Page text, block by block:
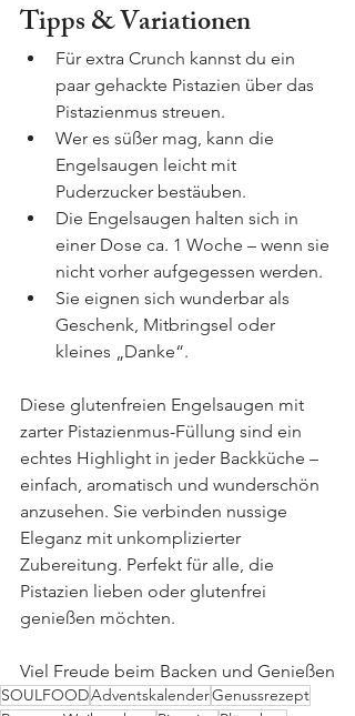
Tipps & Variationen
Für extra Crunch kannst du ein
paar gehackte Pistazien über das
Pistazienmus streuen.
Wer es süßer mag, kann die
Engelsaugen leicht mit
Puderzucker bestäuben.
Die Engelsaugen halten sich in
einer Dose ca. 1 Woche – wenn sie
nicht vorher aufgegessen werden.
Sie eignen sich wunderbar als
Geschenk, Mitbringsel oder
kleines „Danke“.
Diese glutenfreien Engelsaugen mit
zarter Pistazienmus-Füllung sind ein
echtes Highlight in jeder Backküche –
einfach, aromatisch und wunderschön
anzusehen. Sie verbinden nussige
Eleganz mit unkomplizierter
Zubereitung. Perfekt für alle, die
Pistazien lieben oder glutenfrei
genießen möchten.
Viel Freude beim Backen und Genießen
SOULFOODAdventskalenderGenussrezept